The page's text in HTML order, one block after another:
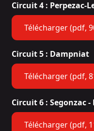
Circuit 4 : Perpezac-
Télécharger (pdf,
Circuit 5 : Dampniat
Télécharger (pdf,
Circuit 6 : Segonzac
Télécharger (pdf,